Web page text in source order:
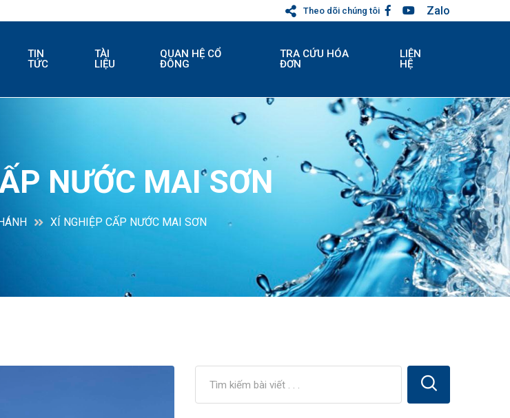
Theo dõi chúng tôi Zalo
TIN
TỨC
TÀI
LIỆU
QUAN HỆ CỔ
ĐÔNG
TRA CỨU HÓA
ĐƠN
LIÊN
HỆ
NƯỚC MAI SƠN
XÍ NGHIỆP CẤP NƯỚC MAI SƠN